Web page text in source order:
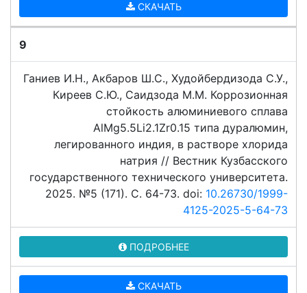
СКАЧАТЬ
9
Ганиев И.Н., Акбаров Ш.С., Худойбердизода С.У.,
Киреев С.Ю., Саидзода М.М. Коррозионная
стойкость алюминиевого сплава
АlМg5.5Li2.1Zr0.15 типа дуралюмин,
легированного индия, в растворе хлорида
натрия // Вестник Кузбасского
государственного технического университета.
2025. №5 (171). C. 64-73. doi: 10.26730/1999-
4125-2025-5-64-73
ПОДРОБНЕЕ
СКАЧАТЬ